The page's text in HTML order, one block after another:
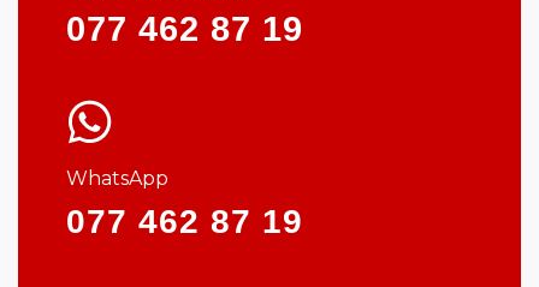
077 462 87 19
WhatsApp
077 462 87 19